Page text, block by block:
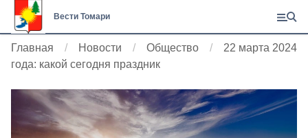
Вести Томари
Главная Новости Общество
22 марта 2024
года: какой сегодня праздник